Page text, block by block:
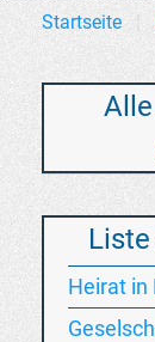
Startseite
Heirat in